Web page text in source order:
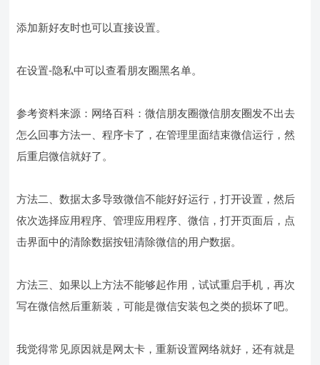
添加新好友时也可以直接设置。
在设置-隐私中可以查看朋友圈黑名单。
参考资料来源：网络百科：微信朋友圈微信朋友圈发不出去
怎么回事方法一、程序卡了，在管理里面结束微信运行，然
后重启微信就好了。
方法二、数据太多导致微信不能好好运行，打开设置，然后
依次选择应用程序、管理应用程序、微信，打开页面后，点
击界面中的清除数据按钮清除微信的用户数据。
方法三、如果以上方法不能够起作用，试试重启手机，再次
写在微信然后重新装，可能是微信安装包之类的损坏了吧。
我觉得常见原因就是网太卡，重新设置网络就好，还有就是